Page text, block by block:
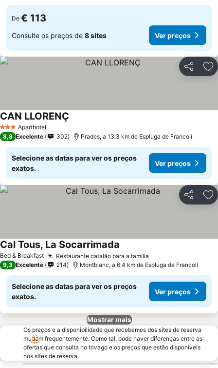
De € 113
Consulte os preços de 8 sites Ver preços
Partilhar
3 EstrelasAparthotel
CAN LLORENÇ
8,8 Excelente 302 Prades, a 13.3 km de Espluga de Francolí
Selecione as datas para ver os preços
exatos.
Ver preços
Partilhar
Bed & Breakfast Restaurante catalão para a família
Cal Tous, La Socarrimada
9,3 Excelente 214 Montblanc, a 6.4 km de Espluga de Francolí
Selecione as datas para ver os preços
exatos.
Ver preços
Mostrar mais
Os preços e a disponibilidade que recebemos dos sites de reserva
mudam frequentemente. Como tal, pode haver diferenças entre as
ofertas que consulta no trivago e os preços que estão disponíveis
nos sites de reserva.